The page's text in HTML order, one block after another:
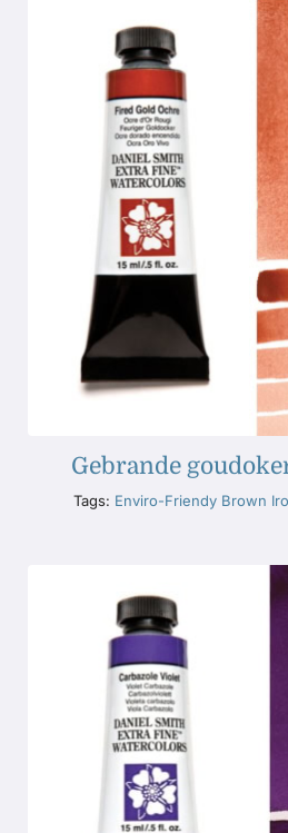
Gebrande
Tags: Enviro-Friendy Brown